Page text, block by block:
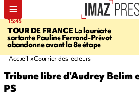
15:45
TOUR DE FRANCELa lauréate
sortante Pauline Ferrand-Prévot
abandonne avant la 8e étape
Accueil Courrier des lecteurs
Tribune libre d'Audrey Belim
PS